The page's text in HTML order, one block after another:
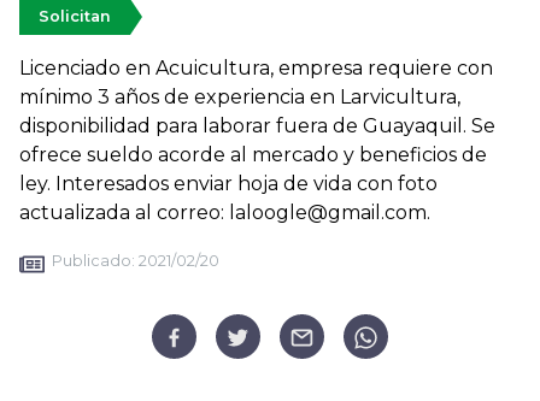
Solicitan
Licenciado en Acuicultura, empresa requiere con
mínimo 3 años de experiencia en Larvicultura,
disponibilidad para laborar fuera de Guayaquil. Se
ofrece sueldo acorde al mercado y beneficios de
ley. Interesados enviar hoja de vida con foto
actualizada al correo: laloogle@gmail.com.
Publicado: 2021/02/20